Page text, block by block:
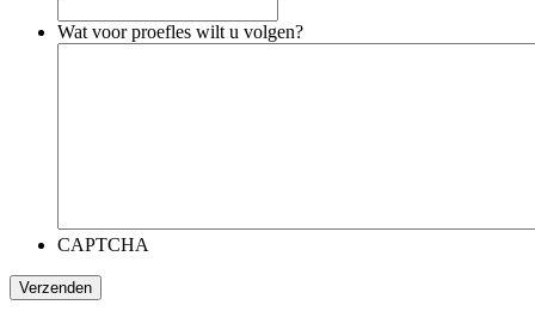
Wat voor proefles wilt u volgen?
CAPTCHA